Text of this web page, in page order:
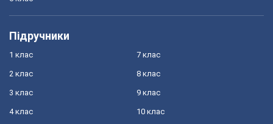
Підручники
1 клас
2 клас
3 клас
4 клас
7 клас
8 клас
9 клас
10 клас